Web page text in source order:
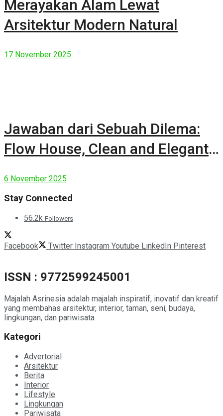
Merayakan Alam Lewat
Arsitektur Modern Natural
17 November 2025
Jawaban dari Sebuah Dilema:
Flow House, Clean and Elegant
6 November 2025
Stay Connected
56.2k Followers
Facebook Twitter Instagram Youtube LinkedIn Pinterest
ISSN : 9772599245001
Majalah Asrinesia adalah majalah inspiratif, inovatif dan kreatif
yang membahas arsitektur, interior, taman, seni, budaya,
lingkungan, dan pariwisata
Kategori
Advertorial
Arsitektur
Berita
Interior
Lifestyle
Lingkungan
Pariwisata